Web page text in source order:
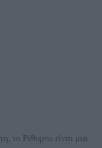
το Ρέθυμνο είναι μια